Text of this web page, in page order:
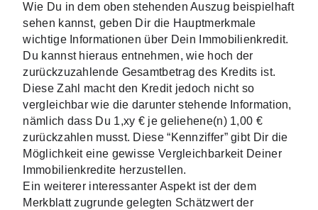
Wie Du in dem oben stehenden Auszug beispielhaft
sehen kannst, geben Dir die Hauptmerkmale
wichtige Informationen über Dein Immobilienkredit.
Du kannst hieraus entnehmen, wie hoch der
zurückzuzahlende Gesamtbetrag des Kredits ist.
Diese Zahl macht den Kredit jedoch nicht so
vergleichbar wie die darunter stehende Information,
nämlich dass Du 1,xy € je geliehene(n) 1,00 €
zurückzahlen musst. Diese “Kennziffer” gibt Dir die
Möglichkeit eine gewisse Vergleichbarkeit Deiner
Immobilienkredite herzustellen.
Ein weiterer interessanter Aspekt ist der dem
Merkblatt zugrunde gelegten Schätzwert der